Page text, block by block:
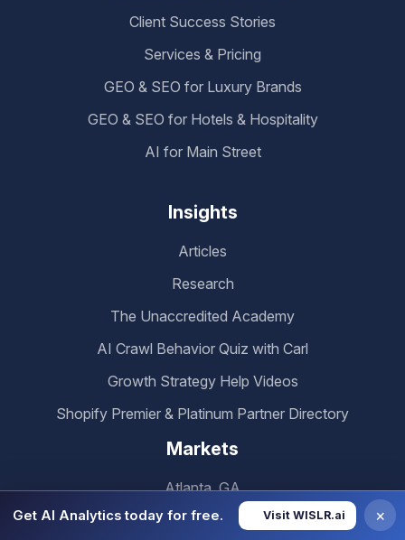
Client Success Stories
Services & Pricing
GEO & SEO for Luxury Brands
GEO & SEO for Hotels & Hospitality
AI for Main Street
Insights
Articles
Research
The Unaccredited Academy
AI Crawl Behavior Quiz with Carl
Growth Strategy Help Videos
Shopify Premier & Platinum Partner Directory
Markets
Atlanta, GA
Chamblee, GA
Get AI Analytics today for free. Visit WISLR.ai ×